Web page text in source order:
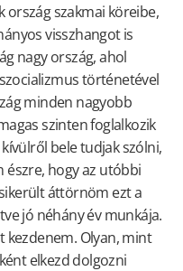
ország szakmai köreibe,
visszhangot is
nagy ország, ahol
történetével
minden nagyobb
szinten foglalkozik
bele tudjak szólni,
hogy az utóbbi
áttörnöm ezt a
jó néhány év munkája.
Olyan, mint
elkezd dolgozni